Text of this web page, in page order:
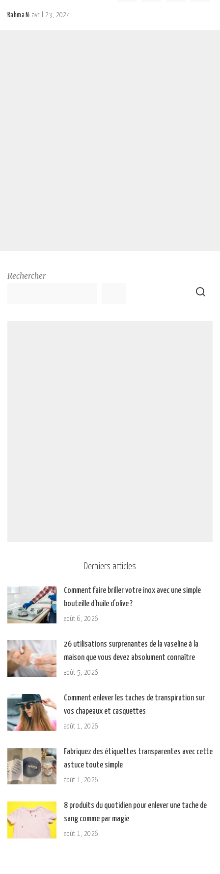
Rahma N avril 23, 2024
Rechercher
Derniers articles
Comment faire briller votre inox avec une simple
bouteille d’huile d’olive ?
août 6, 2026
26 utilisations surprenantes de la vaseline à la
maison que vous devez absolument connaître
août 5, 2026
Comment enlever les taches de transpiration sur
vos chapeaux et casquettes
août 1, 2026
Fabriquez des étiquettes transparentes avec cette
astuce toute simple
août 1, 2026
8 produits du quotidien pour enlever une tache de
sang comme par magie
août 1, 2026